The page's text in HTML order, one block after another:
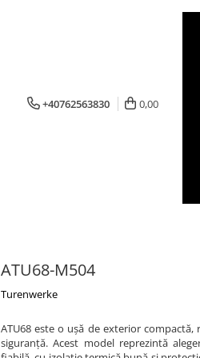
+40762563830 0,00
ATU68-M504
Turenwerke
ATU68 este o ușă de exterior
siguranță. Acest model reprezintă